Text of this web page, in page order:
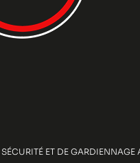
SÉCURITÉ ET DE